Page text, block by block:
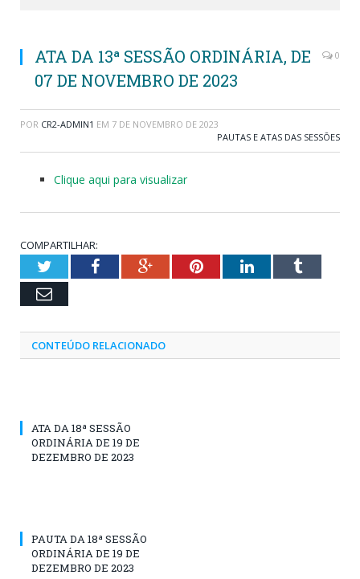
ATA DA 13ª SESSÃO ORDINÁRIA, DE
07 DE NOVEMBRO DE 2023
0
POR CR2-ADMIN1 EM 7 DE NOVEMBRO DE 2023
PAUTAS E ATAS DAS SESSÕES
Clique aqui para visualizar
COMPARTILHAR:
TwitterFacebookGoogle+PinterestLinkedInTumblr
Email
CONTEÚDO RELACIONADO
ATA DA 18ª SESSÃO
ORDINÁRIA DE 19 DE
DEZEMBRO DE 2023
PAUTA DA 18ª SESSÃO
ORDINÁRIA DE 19 DE
DEZEMBRO DE 2023